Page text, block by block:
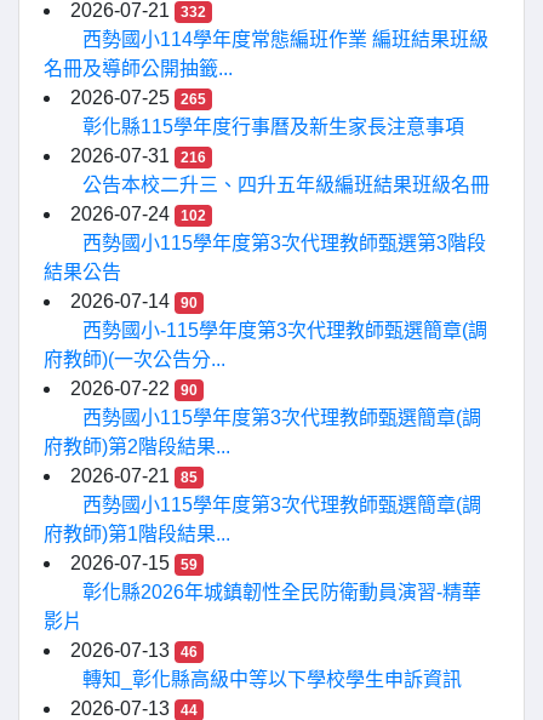
2026-07-21
332
西勢國小114學年度常態編班作業 編班結果班級
名冊及導師公開抽籤...
2026-07-25
265
彰化縣115學年度行事曆及新生家長注意事項
2026-07-31
216
公告本校二升三、四升五年級編班結果班級名冊
2026-07-24
102
西勢國小115學年度第3次代理教師甄選第3階段
結果公告
2026-07-14
90
西勢國小-115學年度第3次代理教師甄選簡章(調
府教師)(一次公告分...
2026-07-22
90
西勢國小115學年度第3次代理教師甄選簡章(調
府教師)第2階段結果...
2026-07-21
85
西勢國小115學年度第3次代理教師甄選簡章(調
府教師)第1階段結果...
2026-07-15
59
彰化縣2026年城鎮韌性全民防衛動員演習-精華
影片
2026-07-13
46
轉知_彰化縣高級中等以下學校學生申訴資訊
2026-07-13
44